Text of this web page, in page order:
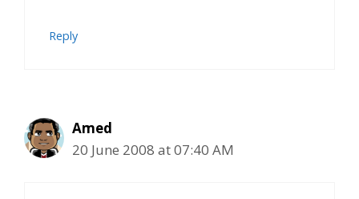
Reply
Amed
20 June 2008 at 07:40 AM